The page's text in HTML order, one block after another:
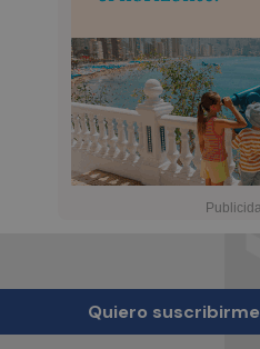
Quiero suscribirme